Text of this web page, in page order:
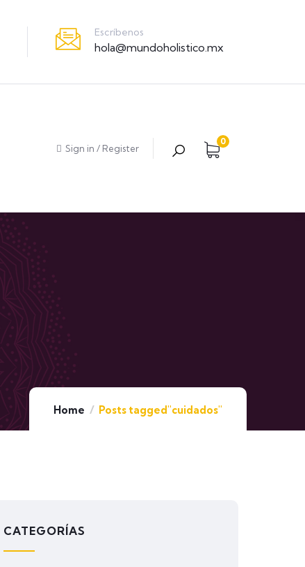
Escríbenos
hola@mundoholistico.mx
Sign in / Register
0
Home Posts tagged"cuidados"
CATEGORÍAS